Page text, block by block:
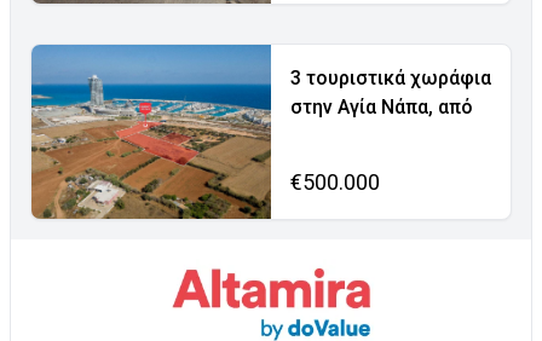
3 τουριστικά χωράφια
στην Αγία Νάπα, από
€500.000